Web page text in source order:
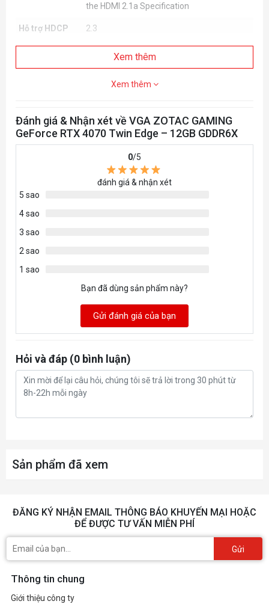
the HDMI 2.1a Specification
Hỗ trợ HDCP 2.3
Quad Display
Chân cấp
nguồn
1 x 8-pin PCIe
12 Ultimate
Cooling
Slot Size
SLI
2018 or later)
225.5 mm x 123.2 mm x 40.1 mm / 8.9” x
Xem thêm
Xem thêm
Đánh giá & Nhận xét về VGA ZOTAC GAMING
GeForce RTX 4070 Twin Edge – 12GB GDDR6X
0/5
đánh giá & nhận xét
5 sao
4 sao
3 sao
2 sao
1 sao
Bạn đã dùng sản phẩm này?
Gửi đánh giá của bạn
Hỏi và đáp (0 bình luận)
Sản phẩm đã xem
ĐĂNG KÝ NHẬN EMAIL THÔNG BÁO KHUYẾN MẠI HOẶC
ĐỂ ĐƯỢC TƯ VẤN MIỄN PHÍ
Gửi
Thông tin chung
Giới thiệu công ty